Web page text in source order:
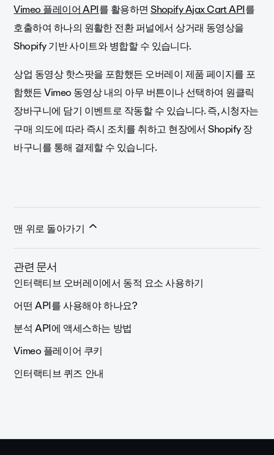
Vimeo 플레이어 API를 활용하면Shopify Ajax Cart API를
호출하여 하나의 원활한 전환 퍼널에서 상거래 동영상을
Shopify 기반 사이트와 병합할 수 있습니다.
상업 동영상 핫스팟을 포함했든 오버레이 제품 페이지를 포
함했든 Vimeo 동영상 내의 아무 버튼이나 선택하여 원클릭
장바구니에 담기 이벤트로 작동할 수 있습니다. 즉, 시청자는
구매 의도에 따라 즉시 조치를 취하고 현장에서 Shopify 장
바구니를 통해 결제할 수 있습니다.
맨 위로 돌아가기
관련 문서
인터랙티브 오버레이에서 동적 요소 사용하기
어떤 API를 사용해야 하나요?
분석 API에 액세스하는 방법
Vimeo 플레이어 쿠키
인터랙티브 퀴즈 안내